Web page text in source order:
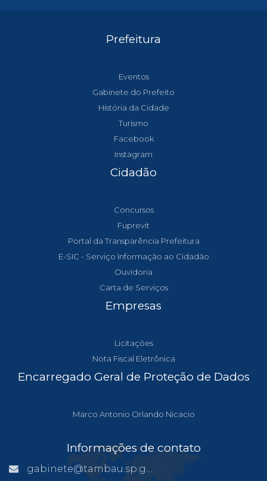
Prefeitura
Eventos
Gabinete do Prefeito
História da Cidade
Turismo
Facebook
Instagram
Cidadão
Concursos
Fuprevit
Portal da Transparência Prefeitura
E-SIC - Serviço Informação ao Cidadão
Ouvidoria
Carta de Serviços
Empresas
Licitações
Nota Fiscal Eletrônica
Encarregado Geral de Proteção de Dados
Marco Antonio Orlando Nicacio
Informações de contato
gabinete@tambau.sp.gov.br